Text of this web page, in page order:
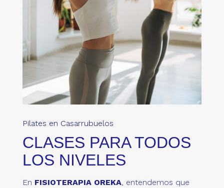
Pilates en Casarrubuelos
CLASES PARA TODOS
LOS NIVELES
En FISIOTERAPIA OREKA, entendemos que